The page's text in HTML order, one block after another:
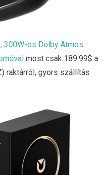
300W-os Dolby Atmos
most csak 189.99$ a
raktárról, gyors szállítás